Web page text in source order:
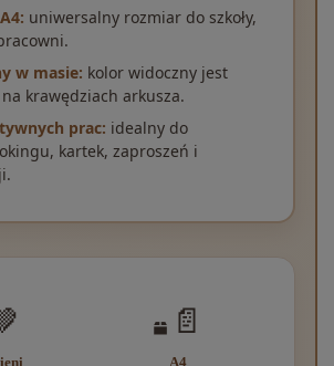
uniwersalny rozmiar do szkoły,
w masie: kolor widoczny jest
krawędziach arkusza.
prac: idealny do
kartek, zaproszeń i
📄
A4